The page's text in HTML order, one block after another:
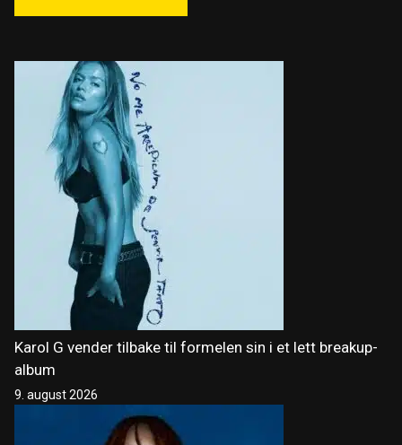
Karol G vender tilbake til formelen sin i et lett breakup-
album
9. august 2026